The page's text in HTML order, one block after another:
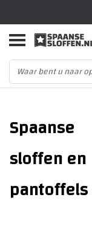
Spaanse
sloffen en
pantoffels